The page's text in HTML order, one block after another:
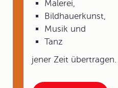
Malerei,
Bildhauerkunst,
Musik und
Tanz
jener Zeit übertragen.